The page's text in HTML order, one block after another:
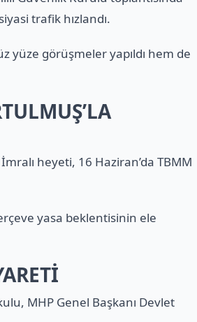
trafik hızlandı.
yüze görüşmeler yapıldı hem de
heyeti, 16 Haziran’da TBMM
yasa beklentisinin ele
MHP Genel Başkanı Devlet